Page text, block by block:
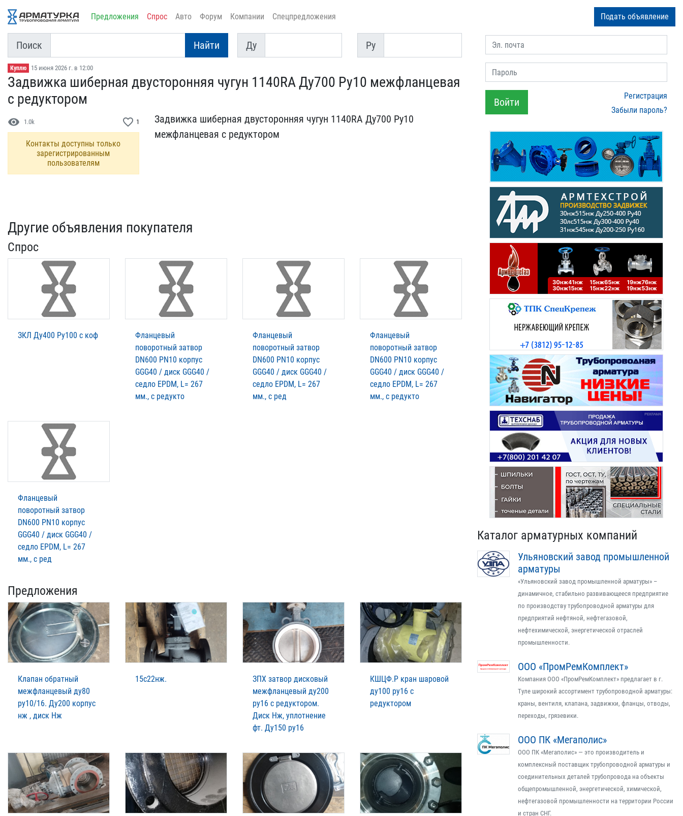
Предложения Спрос Авто Форум Компании Спецпредложения Подать объявление
Поиск Найти
Ду
Ду
Py
Py
Куплю 15 июня 2026 г. в 12:00
Задвижка шиберная двусто​ронняя чугун 1140RA Ду70​0 Ру10 межфланцевая
с ре​дуктором
visibility 1.0k favorite_border 1
Контакты доступны только
зарегистрированным
пользователям
Задвижка шиберная двусто​ронняя чугун 1140RA Ду70​0 Ру10
межфланцевая с ре​дуктором
Другие объявления покупателя
Спрос
ЗКЛ Ду400 Ру100 с коф
Фланцевый
поворотный затвор
DN600 PN10 корпус
GGG40 / диск GGG40 /
седло EPDM, L= 267
мм., с редукто
Фланцевый
поворотный затвор
DN600 PN10 корпус
GGG40 / диск GGG40 /
седло EPDM, L= 267
мм., с ред
Фланцевый
поворотный затвор
DN600 PN10 корпус
GGG40 / диск GGG40 /
седло EPDM, L= 267
мм., с редукто
Фланцевый
поворотный затвор
DN600 PN10 корпус
GGG40 / диск GGG40 /
седло EPDM, L= 267
мм., с ред
Предложения
Клапан обратный
межфланцевый ду80
ру10/16. Ду200 корпус
нж , диск Нж
15с22нж.
ЗПХ затвор дисковый
межфланцевый ду200
ру16 с редуктором.
Диск Нж, уплотнение
фт. Ду150 ру16
КШЦФ.Р кран шаровой
ду100 ру16 с
редуктором
Эл. почта
Пароль
Войти
Регистрация
Забыли пароль?
Каталог арматурных компаний
Ульяновский завод промышленной
арматуры
«Ульяновский завод промышленной арматуры» –
динамичное, стабильно развивающееся предприятие
по производству трубопроводной арматуры для
предприятий нефтяной, нефтегазовой,
нефтехимической, энергетической отраслей
промышленности.
ООО «ПромРемКомплект»
Компания ООО «ПромРемКомплект» предлагает в г.
Туле широкий ассортимент трубопроводной арматуры:
краны, вентиля, клапана, задвижки, фланцы, отводы,
переходы, грязевики.
ООО ПК «Мегаполис»
ООО ПК «Мегаполис» — это производитель и
комплексный поставщик трубопроводной арматуры и
соединительных деталей трубопровода на объекты
общепромышленной, энергетической, химической,
нефтегазовой промышленности на территории России
и стран СНГ.